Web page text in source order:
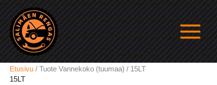
Siirry
sisältöön
Etusivu / Tuote Vannekoko (tuumaa) / 15LT
15LT